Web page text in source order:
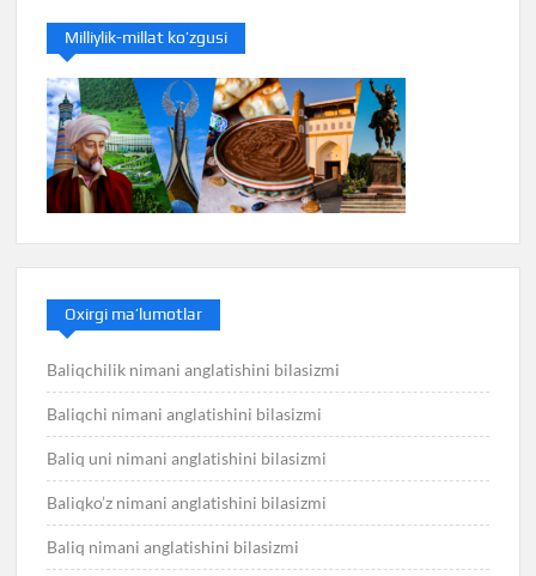
Milliylik-millat ko’zgusi
Oxirgi ma’lumotlar
Baliqchilik nimani anglatishini bilasizmi
Baliqchi nimani anglatishini bilasizmi
Baliq uni nimani anglatishini bilasizmi
Baliqko’z nimani anglatishini bilasizmi
Baliq nimani anglatishini bilasizmi